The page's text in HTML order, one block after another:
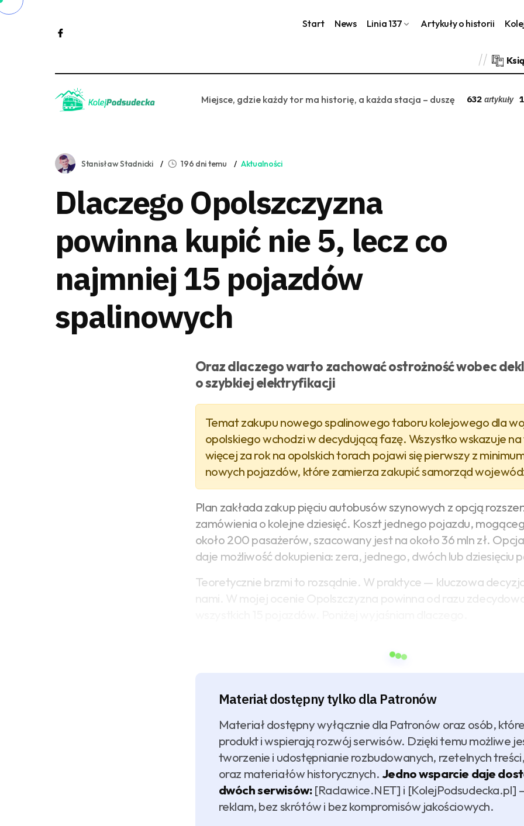
Start News Linia 137 Artykuły o historii
Miejsce, gdzie każdy tor ma historię, a każda stacja – duszę 632 artykuły
Stanisław Stadnicki 196 dni temu Aktualności
Dlaczego Opolszczyzna
powinna kupić nie 5, lecz co
najmniej 15 pojazdów
spalinowych
Oraz dlaczego warto zachować ostrożność wobec
o szybkiej elektryfikacji
Temat zakupu nowego spalinowego taboru kolejowego dla
opolskiego wchodzi w decydującą fazę. Wszystko wskazuje
więcej za rok na opolskich torach pojawi się pierwszy z
nowych pojazdów, które zamierza zakupić samorząd
Plan zakłada zakup pięciu autobusów szynowych z opcją
zamówienia o kolejne dziesięć. Koszt jednego pojazdu,
około 200 pasażerów, szacowany jest na około 36 mln zł.
daje możliwość dokupienia: zera, jednego, dwóch lub dziesięciu
Teoretycznie brzmi to rozsądnie. W praktyce — kluczowa
nami. W mojej ocenie Opolszczyzna powinna od razu
Materiał dostępny tylko dla Patronów
Materiał dostępny wyłącznie dla Patronów oraz osób,
produkt i wspierają rozwój serwisów. Dzięki temu możliwe
tworzenie i udostępnianie rozbudowanych, rzetelnych
oraz materiałów historycznych. Jedno wsparcie daje
dwóch serwisów:[Raclawice.NET] i [KolejPodsudecka.pl]
reklam, bez skrótów i bez kompromisów jakościowych.